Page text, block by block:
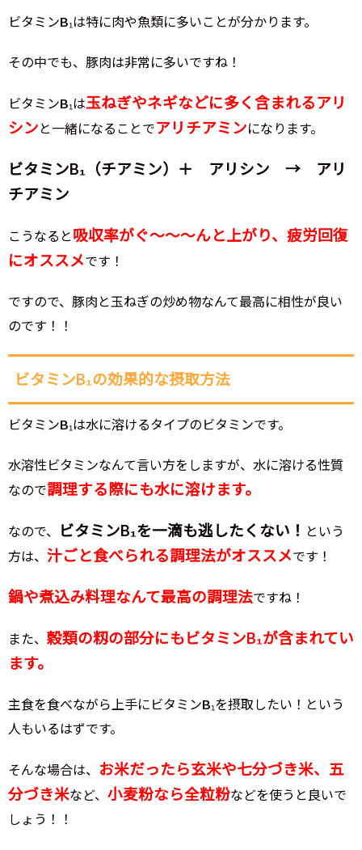
ビタミンB₁は特に肉や魚類に多いことが分かります。
その中でも、豚肉は非常に多いですね！
ビタミンB₁は玉ねぎやネギなどに多く含まれるアリ
シン と一緒になることでアリチアミンになります。
ビタミンB₁（チアミン）＋ アリシン → アリ
チアミン
こうなると 吸収率がぐ～～～んと上がり、疲労回復
にオススメです！
ですので、豚肉と玉ねぎの炒め物なんて最高に相性が良い
のです！！
ビタミンB₁の効果的な摂取方法
ビタミンB₁は水に溶けるタイプのビタミンです。
水溶性ビタミンなんて言い方をしますが、水に溶ける性質
なので調理する際にも水に溶けます。
なので、 ビタミンB₁を一滴も逃したくない！ という
方は、 汁ごと食べられる調理法がオススメです！
鍋や煮込み料理なんて最高の調理法ですね！
また、 穀類の籾の部分にもビタミンB₁が含まれてい
ます。
主食を食べながら上手にビタミンB₁を摂取したい！という
人もいるはずです。
そんな場合は、
お米だったら玄米や七分づき米、五
分づき米など、 小麦粉なら全粒粉などを使うと良いで
しょう！！